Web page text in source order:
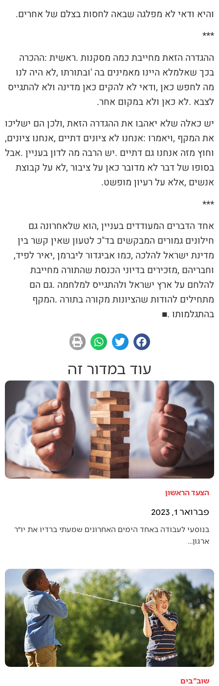
והיא‭ ‬ודאי‭ ‬לא‭ ‬מפלגה‭ ‬שבאה‭ ‬לחסות‭ ‬בצלם‭ ‬של‭ ‬אחרים‭.‬
‮‮*** ‬ ‬
‬לצבא‭. ‬לא‭ ‬כאן‭ ‬ולא‭ ‬במקום‭ ‬אחר‭.‬
‬את‭ ‬המקף‭, ‬ויאמרו‭: ‬אנחנו‭ ‬לא‭ ‬ציונים‭ ‬דתיים‭, ‬אנחנו‭ ‬ציונים‭,
‬אנשים‭, ‬אלא‭ ‬על‭ ‬רעיון‭ ‬מופשט‭.‬
‮‮*** ‬ ‬
‬מדינת‭ ‬ישראל‭ ‬להלכה‭, ‬כמו‭ ‬אביגדור‭ ‬ליברמן‭, ‬יאיר‭ ‬לפיד‭,
‬בהתגלמותו‭. ‬ ■
עוד במדור זה
הצעד הראשון
פברואר 1, 2023
בנוסעי לעבודה באחד הימים האחרונים שמעתי ברדיו את יו״ר
ארגון…
שוב"בים